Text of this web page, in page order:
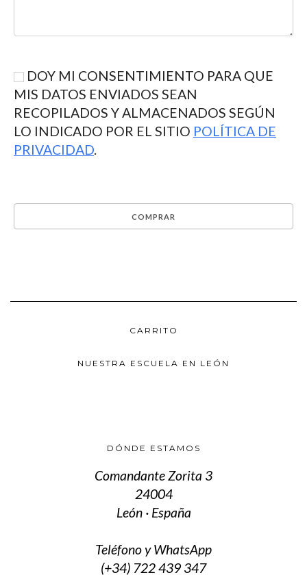
DOY MI CONSENTIMIENTO PARA QUE
MIS DATOS ENVIADOS SEAN
RECOPILADOS Y ALMACENADOS SEGÚN
LO INDICADO POR EL SITIO POLÍTICA DE
PRIVACIDAD.
CARRITO
NUESTRA ESCUELA EN LEÓN
DÓNDE ESTAMOS
Comandante Zorita 3
24004
León · España
Teléfono y WhatsApp
(+34) 722 439 347